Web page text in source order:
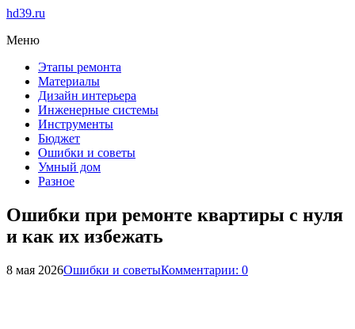
hd39.ru
Меню
Этапы ремонта
Материалы
Дизайн интерьера
Инженерные системы
Инструменты
Бюджет
Ошибки и советы
Умный дом
Разное
Ошибки при ремонте квартиры с нуля
и как их избежать
8 мая 2026Ошибки и советыКомментарии: 0